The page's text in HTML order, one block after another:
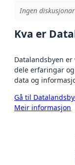
Ingen
Kva er
Datalandsbyen
dele erfaringar
data og
Gå til
Meir informasjon